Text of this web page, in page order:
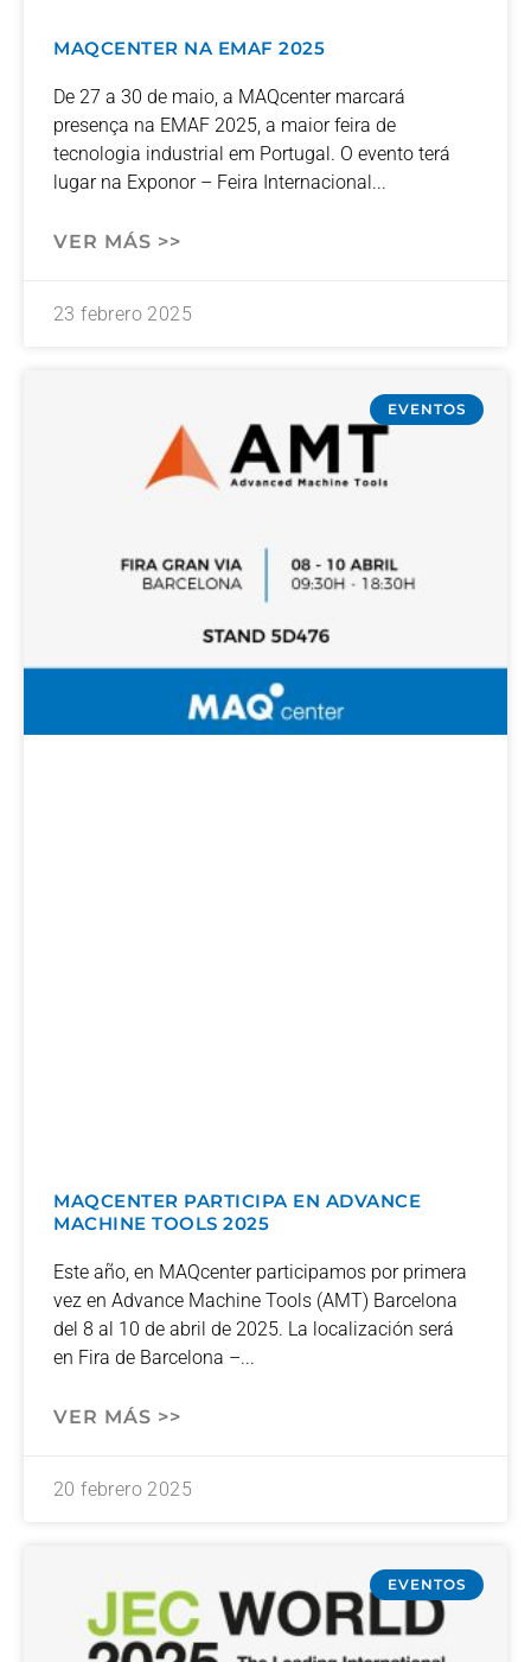
MAQCENTER NA EMAF 2025
De 27 a 30 de maio, a MAQcenter marcará
presença na EMAF 2025, a maior feira de
tecnologia industrial em Portugal. O evento terá
lugar na Exponor – Feira Internacional
VER MÁS >>
23 febrero 2025
EVENTOS
MAQCENTER PARTICIPA EN ADVANCE
MACHINE TOOLS 2025
Este año, en MAQcenter participamos por primera
vez en Advance Machine Tools (AMT) Barcelona
del 8 al 10 de abril de 2025. La localización será
en Fira de Barcelona –
VER MÁS >>
20 febrero 2025
EVENTOS